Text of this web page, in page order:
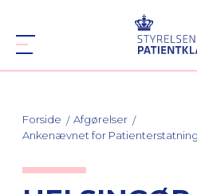
Forside
Afgørelser
Ankenævnet for